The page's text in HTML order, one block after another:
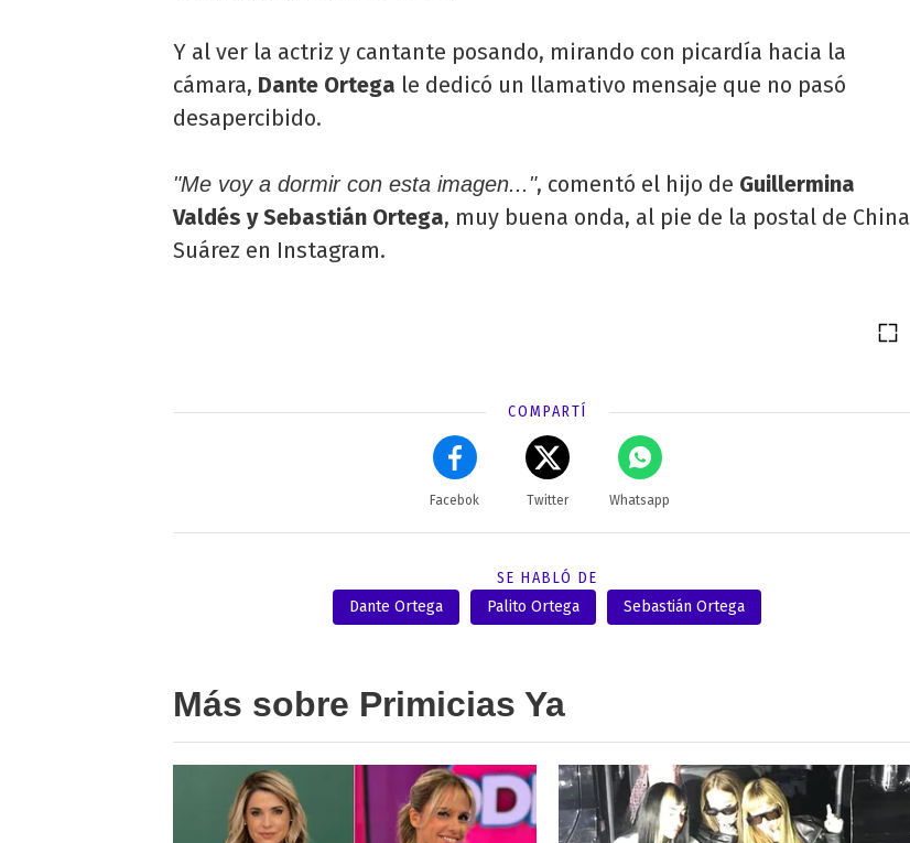
Y al ver la actriz y cantante posando, mirando con picardía hacia la
cámara, Dante Ortega le dedicó un llamativo mensaje que no pasó
desapercibido.
"Me voy a dormir con esta imagen...", comentó el hijo de Guillermina
Valdés y Sebastián Ortega, muy buena onda, al pie de la postal de China
Suárez en Instagram.
COMPARTÍ
Facebok Twitter Whatsapp
SE HABLÓ DE
Dante Ortega
Palito Ortega Sebastián Ortega
Más sobre Primicias Ya